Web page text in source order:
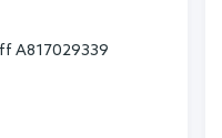
A817029339